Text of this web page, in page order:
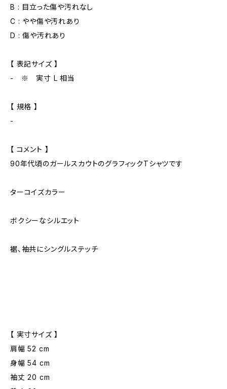
B : 目立った傷や汚れなし
C : やや傷や汚れあり
D : 傷や汚れあり
【 表記サイズ 】
- ※ 実寸 L 相当
【 規格 】
-
【 コメント 】
90年代頃のガールスカウトのグラフィックTシャツです
ターコイズカラー
ボクシーなシルエット
裾、袖共にシングルステッチ
【 実寸サイズ 】
肩幅 52 cm
身幅 54 cm
袖丈 20 cm